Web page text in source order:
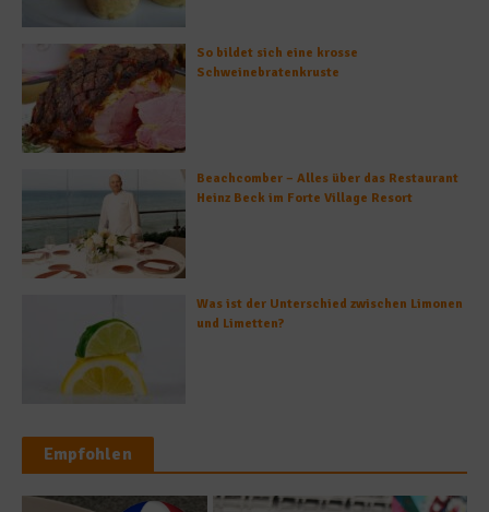
So bildet sich eine krosse
Schweinebratenkruste
Beachcomber – Alles über das Restaurant
Heinz Beck im Forte Village Resort
Was ist der Unterschied zwischen Limonen
und Limetten?
Empfohlen